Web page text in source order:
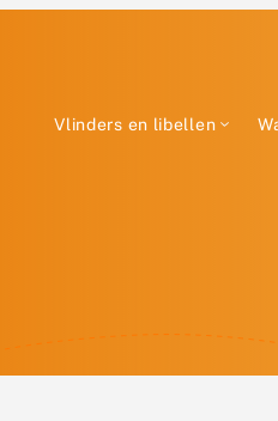
Vlinders en libellen